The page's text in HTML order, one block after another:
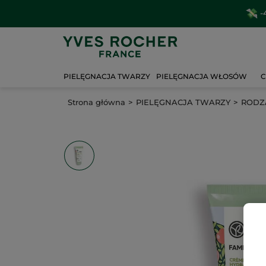
-
PIELĘGNACJA TWARZY PIELĘGNACJA WŁOSÓW
Strona główna PIELĘGNACJA TWARZY